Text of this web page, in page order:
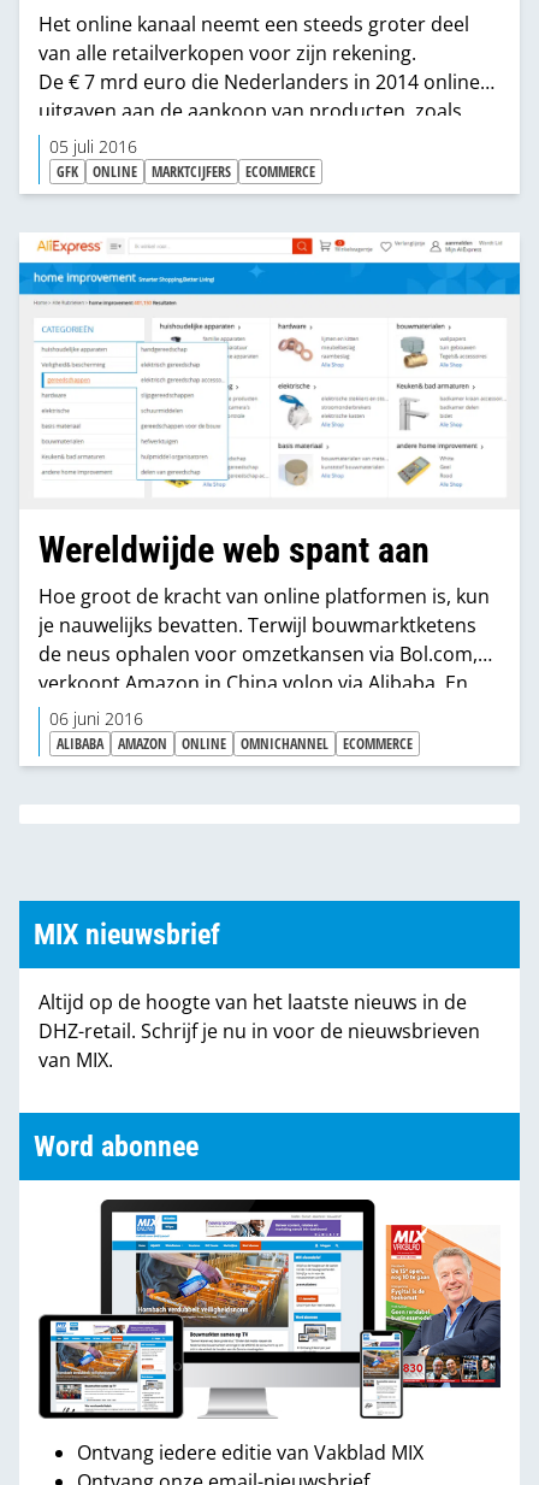
Het online kanaal neemt een steeds groter deel
van alle retailverkopen voor zijn rekening.
De € 7 mrd euro die Nederlanders in 2014 online
uitgaven aan de aankoop van producten, zoals
kleding, elektronica en speelgoed
vertegenwoordigt 10,2% van de totale bestedingen
aan productaankopen. In Home & Garden, zoals
onderzoeker GfK dat segment formuleert, kent
online-sales een marktaandeel van circa 8%.
05 juli 2016
GFK ONLINE MARKTCIJFERS ECOMMERCE
Wereldwijde web spant aan
Hoe groot de kracht van online platformen is, kun
je nauwelijks bevatten. Terwijl bouw­marktketens
de neus ophalen voor omzet­kansen via Bol.com,
verkoopt Amazon in China volop via Alibaba. En
komt TaoBao van Alibaba intussen gewoon naar
Nederland, zelfs met een hoofdkantoor. Amazon is
inmiddels het grootste startpunt voor de
customer journey. Van alle Duitse klussers zoekt
intussen bijna 25% op dat platform. Vaker dan op
06 juni 2016
ALIBABA AMAZON ONLINE OMNICHANNEL ECOMMERCE
MIX nieuwsbrief
Altijd op de hoogte van het laatste nieuws in de
DHZ-retail. Schrijf je nu in voor de nieuwsbrieven
van MIX.
Word abonnee
Ontvang iedere editie van Vakblad MIX